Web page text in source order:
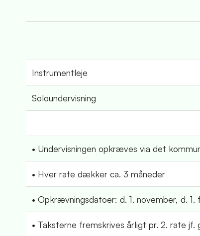
Instrumentleje
Soloundervisning
• Undervisningen opkræves via det
• Hver rate dækker ca. 3 måneder
• Opkrævningsdatoer: d. 1. november, d. 1.
• Taksterne fremskrives årligt pr. 2. rate